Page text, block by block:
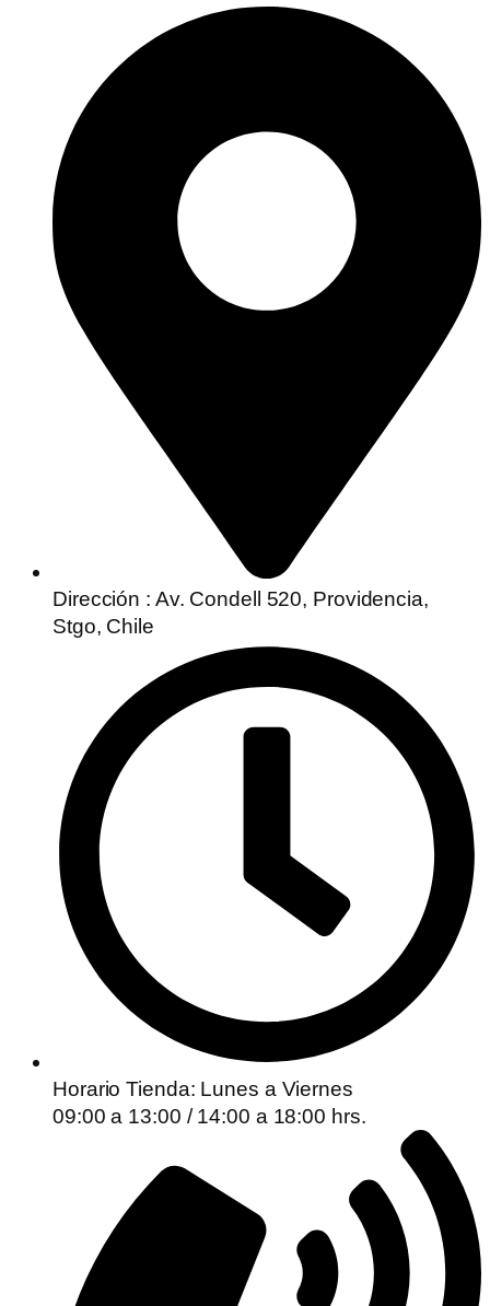
Dirección : Av. Condell 520, Providencia,
Stgo, Chile
Horario Tienda: Lunes a Viernes
09:00 a 13:00 / 14:00 a 18:00 hrs.